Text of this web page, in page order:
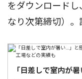
をダウンロード
なり次第締切）。
「日差しで室内が